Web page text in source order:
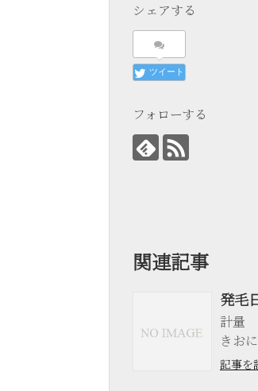
シェアする
ツイート
フォローする
関連記事
発毛
計量
きお
記事を